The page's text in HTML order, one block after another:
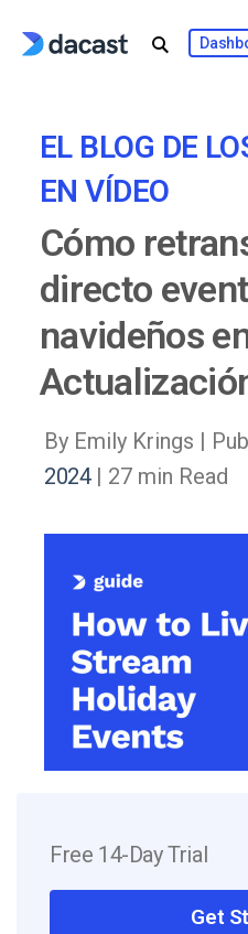
EL BLOG DE
EN VÍDEO
Cómo
directo
navideños
By Emily Krings |
2024| 27 min Read
Free 14-Day Trial
Get